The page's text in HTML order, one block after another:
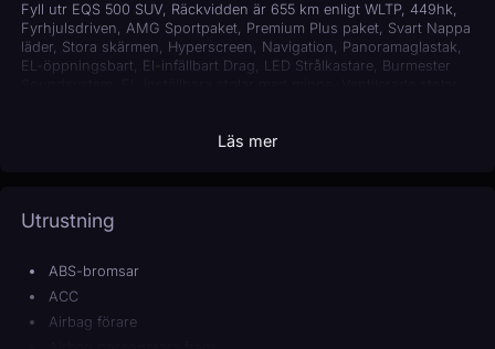
Fyll utr EQS 500 SUV, Räckvidden är 655 km enligt WLTP, 449hk,
Fyrhjulsdriven, AMG Sportpaket, Premium Plus paket, Svart Nappa
läder, Stora skärmen, Hyperscreen, Navigation, Panoramaglastak,
EL-öppningsbart, El-infällbart Drag, LED Strålkastare, Burmester
Aktiv Parktronic, Distronic, Adaptiv Farthållare, Dödavinkel
Läs mer
Utrustning
ABS-bromsar
ACC
Airbag förare